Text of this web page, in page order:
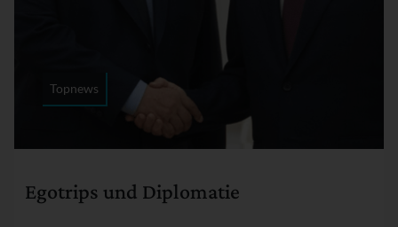
Egotrips und Diplomatie
Topnews